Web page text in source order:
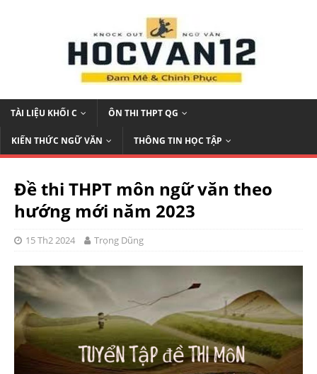
TÀI LIỆU KHỐI C ÔN THI THPT QG
KIẾN THỨC NGỮ VĂN THÔNG TIN HỌC TẬP
Đề thi THPT môn ngữ văn theo
hướng mới năm 2023
15 Th2 2024 Trọng Dũng